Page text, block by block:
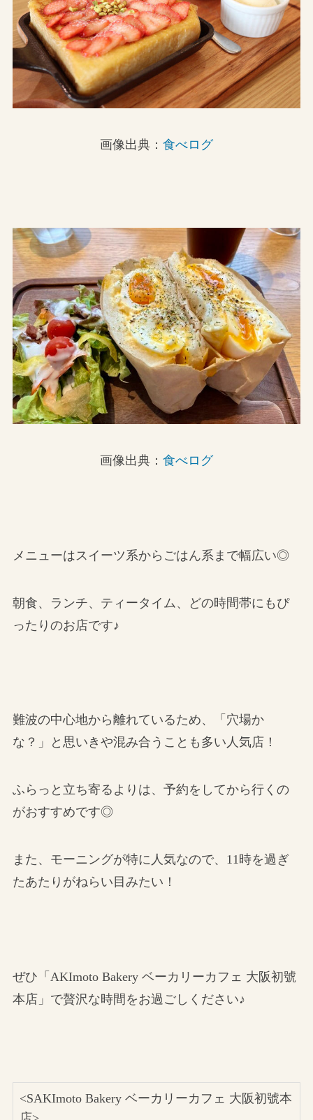
画像出典： 食べログ
画像出典： 食べログ
メニューはスイーツ系からごはん系まで幅広い◎
朝食、ランチ、ティータイム、どの時間帯にもぴ
ったりのお店です♪
難波の中心地から離れているため、「穴場か
な？」と思いきや混み合うことも多い人気店！
ふらっと立ち寄るよりは、予約をしてから行くの
がおすすめです◎
また、モーニングが特に人気なので、11時を過ぎ
たあたりがねらい目みたい！
ぜひ「AKImoto Bakery ベーカリーカフェ 大阪初號
本店」で贅沢な時間をお過ごしください♪
<SAKImoto Bakery ベーカリーカフェ 大阪初號本